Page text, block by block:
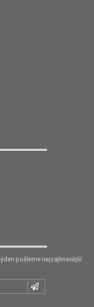
pošleme nejzajímavější